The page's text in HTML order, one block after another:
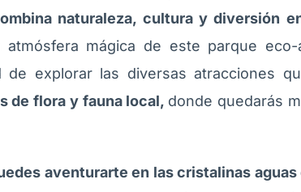
naturaleza, cultura y diversión
atmósfera mágica de este parque
de explorar las diversas atracciones
de flora y fauna local, donde quedarás
aventurarte en las cristalinas